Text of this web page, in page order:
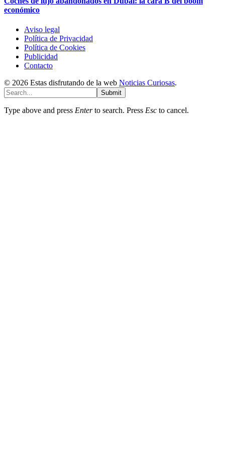
económico
Aviso legal
Política de Privacidad
Política de Cookies
Publicidad
Contacto
© 2026 Estas disfrutando de la web Noticias Curiosas.
Submit
Type above and press Enterto search. Press Esc to cancel.